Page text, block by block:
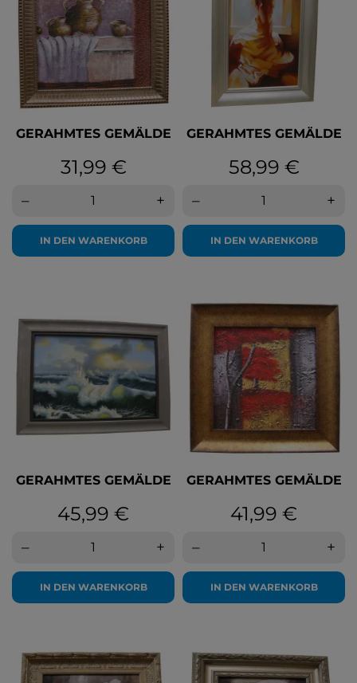
GERAHMTES GEMÄLDE
Preis
31,99 €
– +
IN DEN WARENKORB
GERAHMTES GEMÄLDE
Preis
58,99 €
– +
IN DEN WARENKORB
GERAHMTES GEMÄLDE
Preis
45,99 €
– +
IN DEN WARENKORB
GERAHMTES GEMÄLDE
Preis
41,99 €
– +
IN DEN WARENKORB